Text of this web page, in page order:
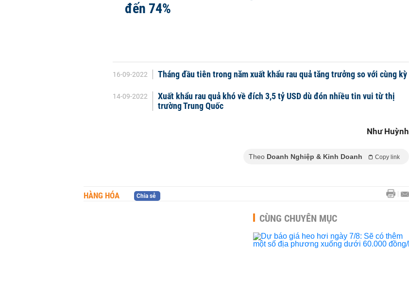
đến 74%
16-09-2022 Tháng đầu tiên trong năm xuất khẩu rau quả tăng trưởng so với cùng kỳ
14-09-2022
Xuất khẩu rau quả khó về đích 3,5 tỷ USD dù đón nhiều tin vui từ thị
trường Trung Quốc
Như Huỳnh
Theo Doanh Nghiệp & Kinh Doanh Copy link
HÀNG HÓA Chia sẻ
CÙNG CHUYÊN MỤC